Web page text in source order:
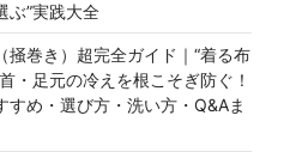
ぶ”実践大全
掻巻き）超完全ガイド｜“着る布
・足元の冷えを根こそぎ防ぐ！
すめ・選び方・洗い方・Q&Aま